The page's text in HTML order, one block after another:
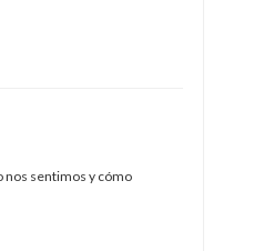
nos sentimos y cómo